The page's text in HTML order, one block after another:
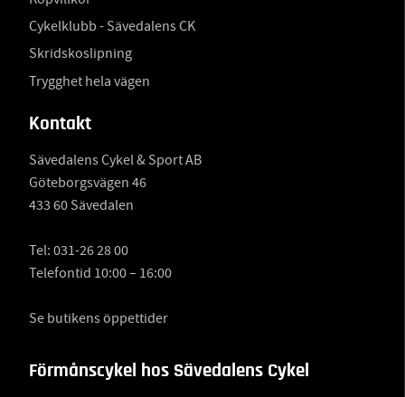
Cykelklubb - Sävedalens CK
Skridskoslipning
Trygghet hela vägen
Kontakt
Sävedalens Cykel & Sport AB
Göteborgsvägen 46
433 60 Sävedalen
Tel: 031-26 28 00
Telefontid 10:00 – 16:00
Se butikens öppettider
Förmånscykel hos Sävedalens Cykel